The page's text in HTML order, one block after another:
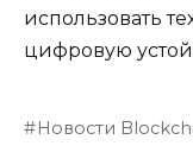
использовать
цифровую
Новости